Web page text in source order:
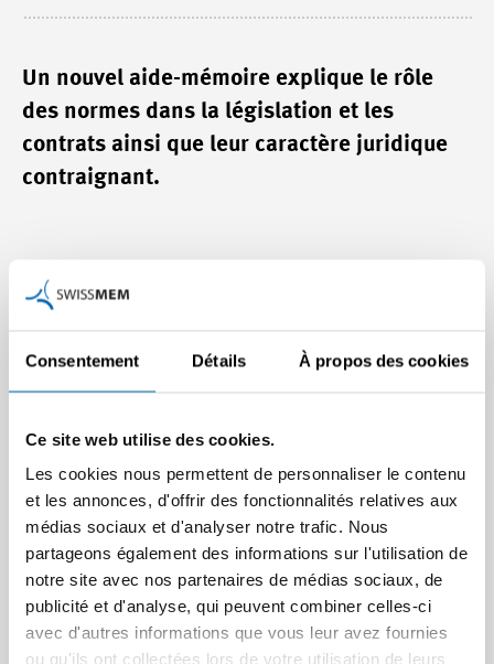
Consentement Détails À propos des cookies
Ce site web utilise des cookies.
Les cookies nous permettent de personnaliser le contenu
et les annonces, d'offrir des fonctionnalités relatives aux
médias sociaux et d'analyser notre trafic. Nous
partageons également des informations sur l'utilisation de
notre site avec nos partenaires de médias sociaux, de
publicité et d'analyse, qui peuvent combiner celles-ci
avec d'autres informations que vous leur avez fournies
ou qu'ils ont collectées lors de votre utilisation de leurs
Un nouvel aide-mémoire explique le rôle
des normes dans la législation et les
contrats ainsi que leur caractère juridique
contraignant.
(notamment Swissmem) et l'Association Suisse de
au thème « Normalisation et droit - le statut juridique des
caractère juridique contraignant. Il y est aussi brièvement
file:11661 _blank download>Lien vers l'aide-mémoire
allemand</link> <link file:11714 _blank download>Lien vers
l'aide-mémoire français</link> <link file:11715 _blank
download>Lien vers l'aide-mémoire italien</link> Veuillez
vous adresser pour de plus amples informations à ce sujet
ou en cas de problèmes à Monsieur Urs Meier (<link
u.meier@swissmem.ch>u.meier@swissmem.ch</link>;+41